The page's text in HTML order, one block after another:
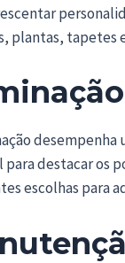
plantas, tapetes
destacar os
escolhas para